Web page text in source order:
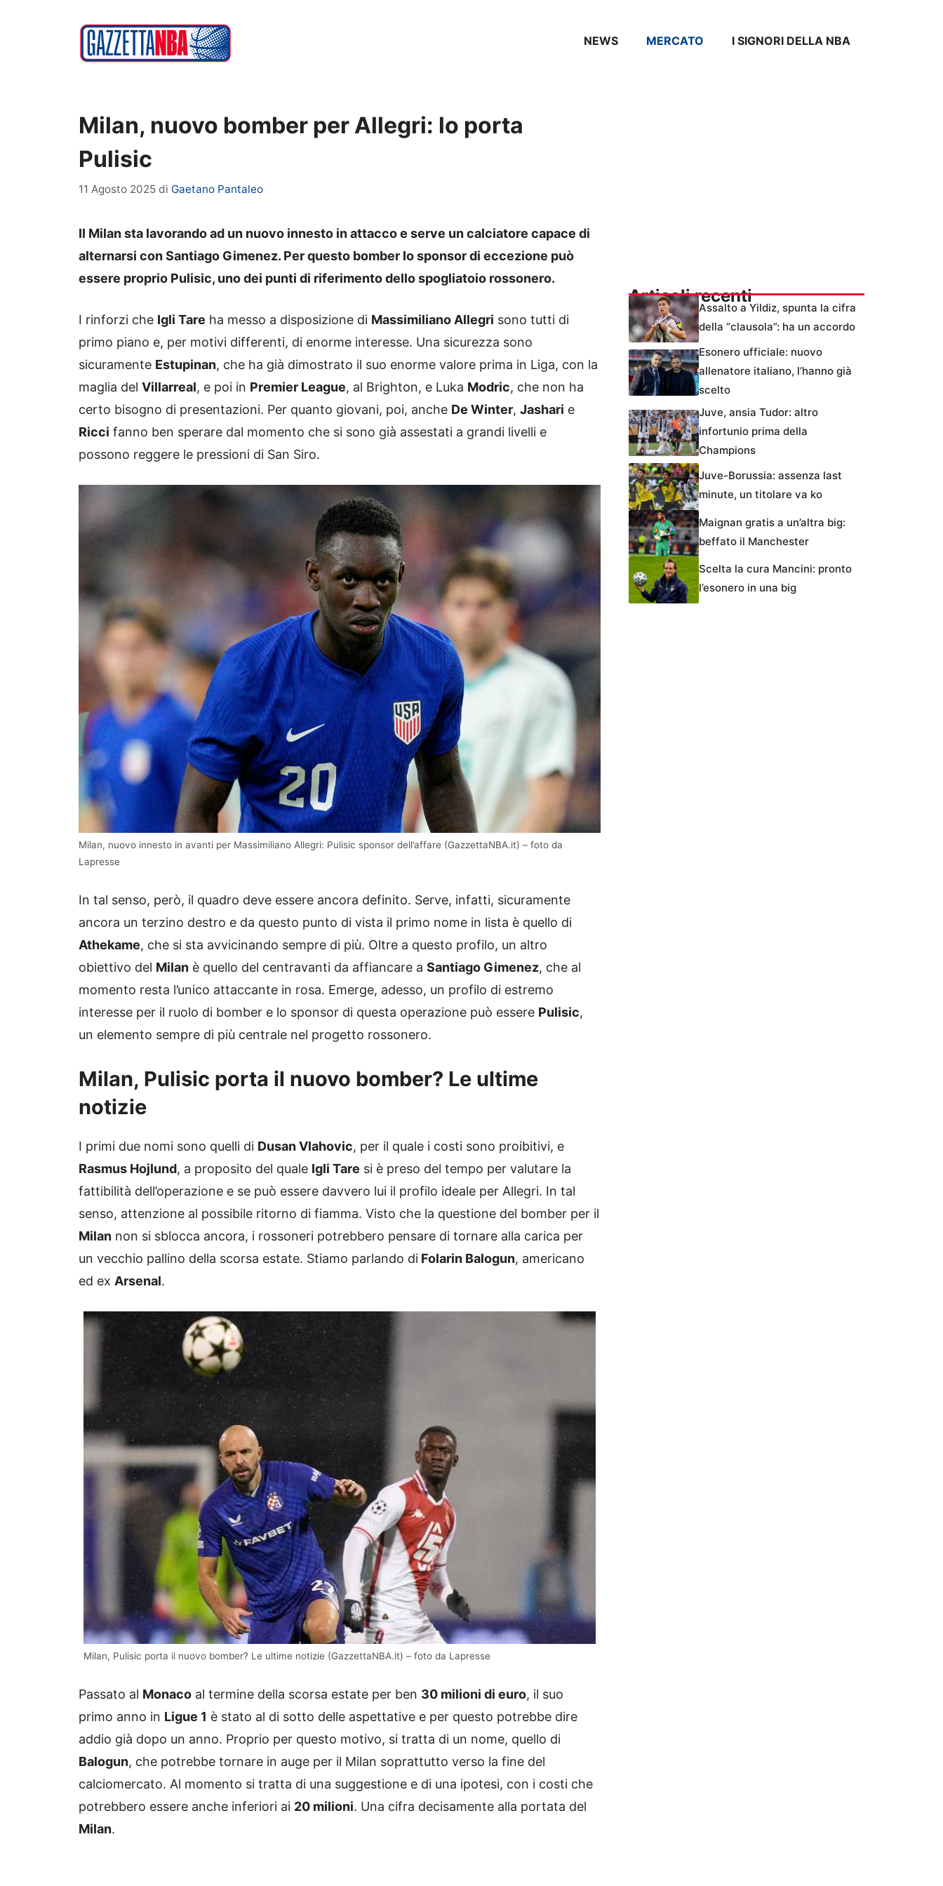
NEWS MERCATO I SIGNORI DELLA NBA
Milan, nuovo bomber per Allegri: lo porta
Pulisic
11 Agosto 2025 di Gaetano Pantaleo
Il Milan sta lavorando ad un nuovo innesto in attacco e serve un calciatore capace di
alternarsi con Santiago Gimenez. Per questo bomber lo sponsor di eccezione può
essere proprio Pulisic, uno dei punti di riferimento dello spogliatoio rossonero.
I rinforzi che Igli Tare ha messo a disposizione di Massimiliano Allegri sono tutti di
primo piano e, per motivi differenti, di enorme interesse. Una sicurezza sono
sicuramente Estupinan, che ha già dimostrato il suo enorme valore prima in Liga, con la
maglia del Villarreal, e poi in Premier League, al Brighton, e Luka Modric, che non ha
certo bisogno di presentazioni. Per quanto giovani, poi, anche De Winter, Jashari e
Ricci fanno ben sperare dal momento che si sono già assestati a grandi livelli e
possono reggere le pressioni di San Siro.
Milan, nuovo innesto in avanti per Massimiliano Allegri: Pulisic sponsor dell’affare (GazzettaNBA.it) – foto da
Lapresse
In tal senso, però, il quadro deve essere ancora definito. Serve, infatti, sicuramente
ancora un terzino destro e da questo punto di vista il primo nome in lista è quello di
Athekame, che si sta avvicinando sempre di più. Oltre a questo profilo, un altro
obiettivo del Milan è quello del centravanti da affiancare a Santiago Gimenez, che al
momento resta l’unico attaccante in rosa. Emerge, adesso, un profilo di estremo
interesse per il ruolo di bomber e lo sponsor di questa operazione può essere Pulisic,
un elemento sempre di più centrale nel progetto rossonero.
Milan, Pulisic porta il nuovo bomber? Le ultime
notizie
I primi due nomi sono quelli di Dusan Vlahovic, per il quale i costi sono proibitivi, e
Rasmus Hojlund, a proposito del quale Igli Tare si è preso del tempo per valutare la
fattibilità dell’operazione e se può essere davvero lui il profilo ideale per Allegri. In tal
senso, attenzione al possibile ritorno di fiamma. Visto che la questione del bomber per il
Milan non si sblocca ancora, i rossoneri potrebbero pensare di tornare alla carica per
un vecchio pallino della scorsa estate. Stiamo parlando di Folarin Balogun, americano
ed ex Arsenal.
Milan, Pulisic porta il nuovo bomber? Le ultime notizie (GazzettaNBA.it) – foto da Lapresse
Passato al Monaco al termine della scorsa estate per ben 30 milioni di euro, il suo
primo anno in Ligue 1 è stato al di sotto delle aspettative e per questo potrebbe dire
addio già dopo un anno. Proprio per questo motivo, si tratta di un nome, quello di
Balogun, che potrebbe tornare in auge per il Milan soprattutto verso la fine del
calciomercato. Al momento si tratta di una suggestione e di una ipotesi, con i costi che
potrebbero essere anche inferiori ai 20 milioni. Una cifra decisamente alla portata del
Milan.
Articoli recenti
Assalto a Yildiz, spunta la cifra
della “clausola”: ha un accordo
Esonero ufficiale: nuovo
allenatore italiano, l’hanno già
scelto
Juve, ansia Tudor: altro
infortunio prima della
Champions
Juve-Borussia: assenza last
minute, un titolare va ko
Maignan gratis a un’altra big:
beffato il Manchester
Scelta la cura Mancini: pronto
l’esonero in una big